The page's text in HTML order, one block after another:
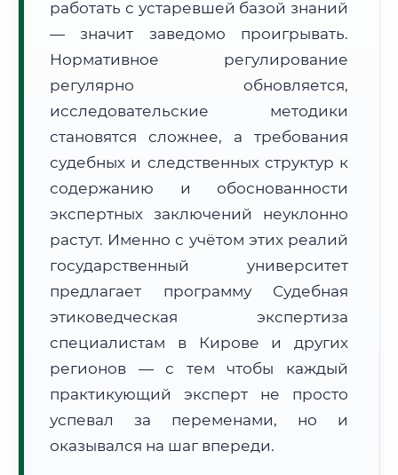
Формат учебы:
Дистанционно
🗺️ Зона обслуживания: г. Киров
• Маршрут транзита: ~2 041 км
📜 Документы и аккредитация ФИС ФРДО
Нажмите на документ для увеличения и просмотра
работать с устаревшей базой знаний
— значит заведомо проигрывать.
Нормативное регулирование
регулярно обновляется,
исследовательские методики
становятся сложнее, а требования
судебных и следственных структур к
содержанию и обоснованности
экспертных заключений неуклонно
растут. Именно с учётом этих реалий
государственный университет
предлагает программу Судебная
этиковедческая экспертиза
специалистам в Кирове и других
регионов — с тем чтобы каждый
практикующий эксперт не просто
успевал за переменами, но и
оказывался на шаг впереди.